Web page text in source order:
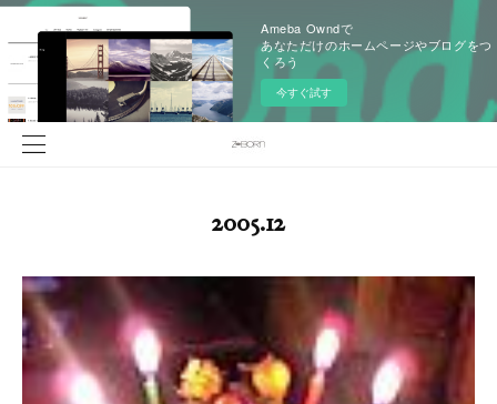
Ameba Owndで
あなただけのホームページやブログをつ
くろう
今すぐ試す
2005.12